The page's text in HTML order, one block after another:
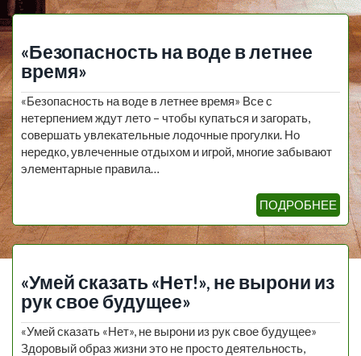
«Безопасность на воде в летнее
время»
«Безопасность на воде в летнее время» Все с
нетерпением ждут лето – чтобы купаться и загорать,
совершать увлекательные лодочные прогулки. Но
нередко, увлеченные отдыхом и игрой, многие забывают
элементарные правила…
ПОДРОБНЕЕ
«Умей сказать «Нет!», не вырони из
рук свое будущее»
«Умей сказать «Нет», не вырони из рук свое будущее»
Здоровый образ жизни это не просто деятельность,